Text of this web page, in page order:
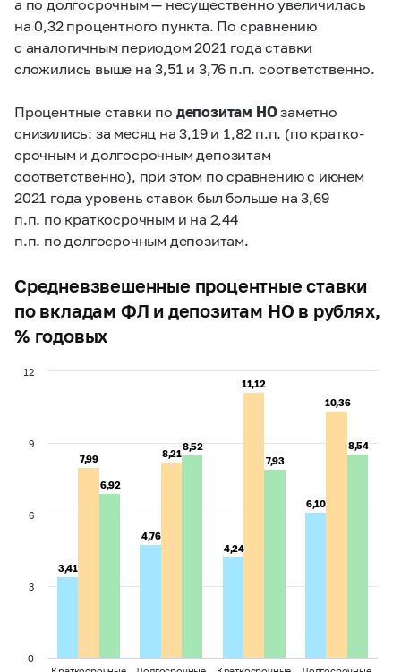
а по долгосрочным — несущественно увеличилась
на 0,32 процентного пункта. По сравнению
с аналогичным периодом 2021 года ставки
сложились выше на 3,51 и 3,76 п.п. соответственно.
Процентные ставки по депозитам НОзаметно
снизились: за месяц на 3,19 и 1,82 п.п. (по кратко-
срочным и долгосрочным депозитам
соответственно), при этом по сравнению с июнем
2021 года уровень ставок был больше на 3,69
п.п. по краткосрочным и на 2,44
п.п. по долгосрочным депозитам.
Средневзвешенные процентные ставки
по вкладам ФЛ и депозитам НО в рублях,
% годовых
3,41
3,41
4,76
4,76
4,24
4,24
6,10
6,10
7,99
7,99 8,21
8,21
11,12
11,12
10,36
10,36
6,92
6,92
8,52
8,52
7,93
7,93
8,54
8,54
0
3
6
9
12